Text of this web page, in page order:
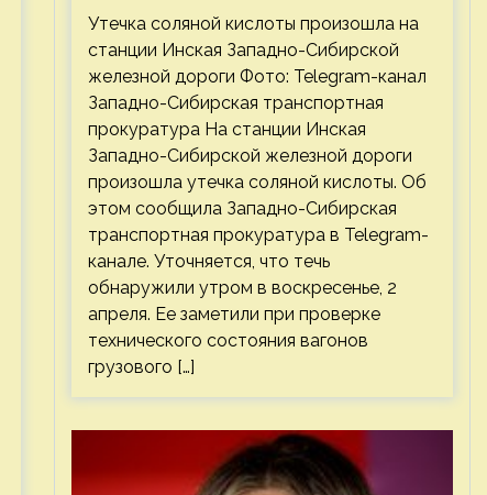
Утечка соляной кислоты произошла на
станции Инская Западно-Сибирской
железной дороги Фото: Telegram-канал
Западно-Сибирская транспортная
прокуратура На станции Инская
Западно-Сибирской железной дороги
произошла утечка соляной кислоты. Об
этом сообщила Западно-Сибирская
транспортная прокуратура в Telegram-
канале. Уточняется, что течь
обнаружили утром в воскресенье, 2
апреля. Ее заметили при проверке
технического состояния вагонов
грузового […]